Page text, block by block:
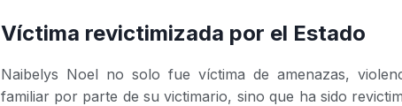
Víctima revictimizada por el Estado
Naibelys Noel no solo fue víctima de amenazas,
familiar por parte de su victimario, sino que ha sido